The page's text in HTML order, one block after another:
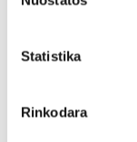
Statistika
Rinkodara